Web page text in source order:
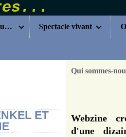
Festival (cinéma, musique...) Spectacle vivant
ET
Qui sommes-
Webzine
d'une